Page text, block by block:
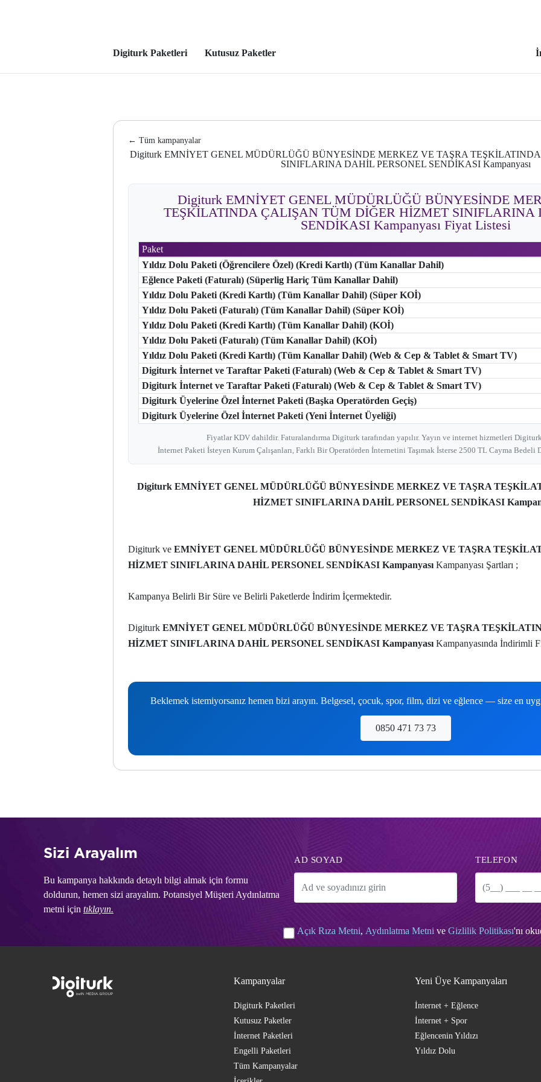
Digiturk Paketleri Kutusuz Paketler
← Tüm kampanyalar
Digiturk EMNİYET GENEL MÜDÜRLÜĞÜ BÜNYESİNDE MERKEZ VE TAŞRA
SINIFLARINA DAHİL PERSONEL SENDİKASI Kampanyası
Digiturk EMNİYET GENEL MÜDÜRLÜĞÜ BÜNYESİNDE
TEŞKİLATINDA ÇALIŞAN TÜM DİĞER HİZMET SINIFLARINA
SENDİKASI Kampanyası Fiyat Listesi
Paket
Yıldız Dolu Paketi (Öğrencilere Özel) (Kredi Kartlı) (Tüm Kanallar Dahil)
Eğlence Paketi (Faturalı) (Süperlig Hariç Tüm Kanallar Dahil)
Yıldız Dolu Paketi (Kredi Kartlı) (Tüm Kanallar Dahil) (Süper KOİ)
Yıldız Dolu Paketi (Faturalı) (Tüm Kanallar Dahil) (Süper KOİ)
Yıldız Dolu Paketi (Kredi Kartlı) (Tüm Kanallar Dahil) (KOİ)
Yıldız Dolu Paketi (Faturalı) (Tüm Kanallar Dahil) (KOİ)
Yıldız Dolu Paketi (Kredi Kartlı) (Tüm Kanallar Dahil) (Web & Cep & Tablet & Smart TV)
Digiturk İnternet ve Taraftar Paketi (Faturalı) (Web & Cep & Tablet & Smart TV)
Digiturk İnternet ve Taraftar Paketi (Faturalı) (Web & Cep & Tablet & Smart TV)
Digiturk Üyelerine Özel İnternet Paketi (Başka Operatörden Geçiş)
Digiturk Üyelerine Özel İnternet Paketi (Yeni İnternet Üyeliği)
Fiyatlar KDV dahildir. Faturalandırma Digiturk tarafından yapılır. Yayın ve internet hizmetleri
İnternet Paketi İsteyen Kurum Çalışanları, Farklı Bir Operatörden İnternetini Taşımak İsterse 2500 TL Cayma Bedeli
Digiturk EMNİYET GENEL MÜDÜRLÜĞÜ BÜNYESİNDE MERKEZ VE TAŞRA
HİZMET SINIFLARINA DAHİL PERSONEL SENDİKASI
Digiturk ve EMNİYET GENEL MÜDÜRLÜĞÜ BÜNYESİNDE MERKEZ VE TAŞRA
HİZMET SINIFLARINA DAHİL PERSONEL SENDİKASI Kampanyası Kampanyası Şartları ;
Kampanya Belirli Bir Süre ve Belirli Paketlerde İndirim İçermektedir.
Digiturk EMNİYET GENEL MÜDÜRLÜĞÜ BÜNYESİNDE MERKEZ VE TAŞRA
HİZMET SINIFLARINA DAHİL PERSONEL SENDİKASI Kampanyası Kampanyasında İndirimli
Beklemek istemiyorsanız hemen bizi arayın. Belgesel, çocuk, spor, film, dizi ve eğlence — size en
0850 471 73 73
Sizi Arayalım
Bu kampanya hakkında detaylı bilgi almak için formu
doldurun, hemen sizi arayalım. Potansiyel Müşteri Aydınlatma
metni için tıklayın.
AD SOYAD TELEFON
Açık Rıza Metni, Aydınlatma Metni ve Gizlilik Politikası'nı
Kampanyalar
Digiturk Paketleri
Kutusuz Paketler
İnternet Paketleri
Engelli Paketleri
Tüm Kampanyalar
Yeni Üye Kampanyaları
İnternet + Eğlence
İnternet + Spor
Eğlencenin Yıldızı
Yıldız Dolu